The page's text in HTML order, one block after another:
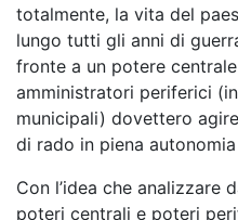
totalmente, la vita del
lungo tutti gli anni di
fronte a un potere
amministratori periferici
municipali) dovettero
di rado in piena autonomia
Con l’idea che analizzare
poteri centrali e poteri